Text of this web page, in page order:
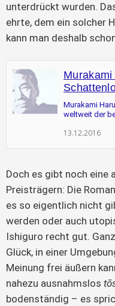
unterdrückt wurden.
ehrte, dem ein solcher
kann man deshalb
Murakami
weltweit der
13.12.2016
Doch es gibt noch eine
Preisträgern: Die
es so eigentlich nicht
werden oder auch
Ishiguro recht gut.
Glück, in einer
Meinung frei äußern
nahezu ausnahmslos
bodenständig – es